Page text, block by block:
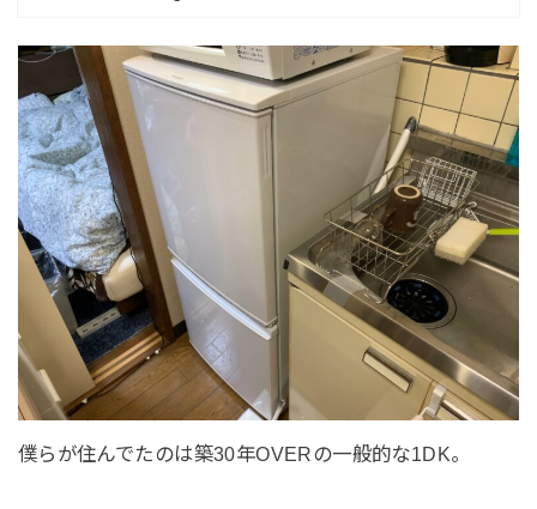
僕らが住んでたのは築30年OVERの一般的な1DK。